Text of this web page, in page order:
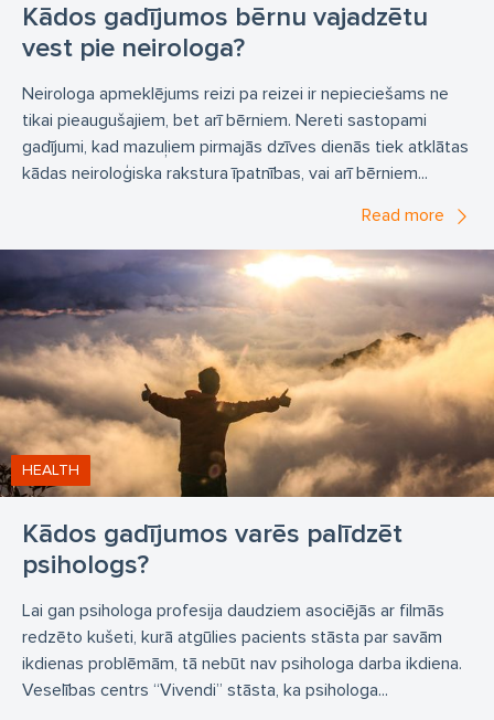
Kādos gadījumos bērnu vajadzētu
vest pie neirologa?
Neirologa apmeklējums reizi pa reizei ir nepieciešams ne
tikai pieaugušajiem, bet arī bērniem. Nereti sastopami
gadījumi, kad mazuļiem pirmajās dzīves dienās tiek atklātas
kādas neiroloģiska rakstura īpatnības, vai arī bērniem...
Read more
Kādos gadījumos varēs palīdzēt
psihologs?
HEALTH
Lai gan psihologa profesija daudziem asociējās ar filmās
redzēto kušeti, kurā atgūlies pacients stāsta par savām
ikdienas problēmām, tā nebūt nav psihologa darba ikdiena.
Veselības centrs “Vivendi” stāsta, ka psihologa...